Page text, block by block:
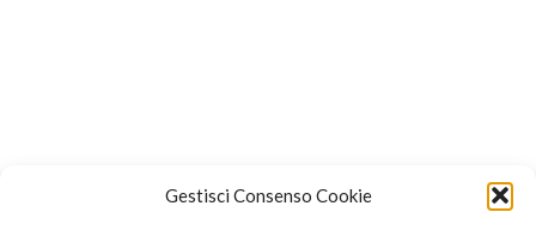
Gestisci Consenso Cookie